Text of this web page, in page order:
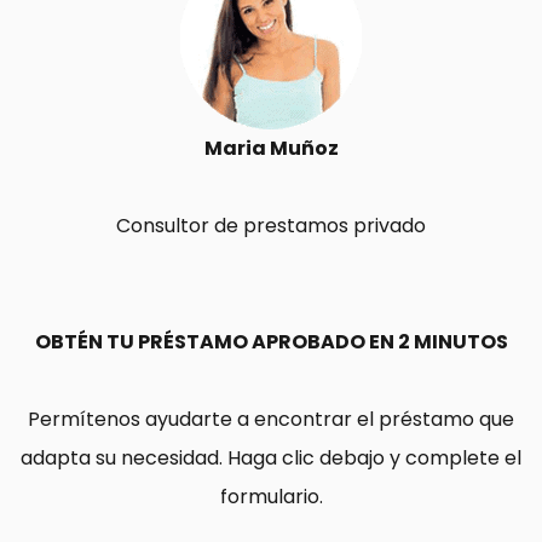
Maria Muñoz
Consultor de prestamos privado
OBTÉN TU PRÉSTAMO APROBADO EN 2 MINUTOS
Permítenos ayudarte a encontrar el préstamo que
adapta su necesidad. Haga clic debajo y complete el
formulario.